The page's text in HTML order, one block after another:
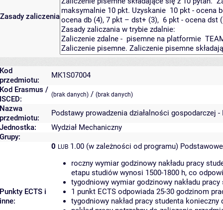
Zasady zaliczenia
Kod
przedmiotu:
MK1S07004
Kod Erasmus /
ISCED:
(brak danych) / (brak danych)
Nazwa
przedmiotu:
Podstawy prowadzenia działalności gospodarczej -
Jednostka:
Wydział Mechaniczny
Grupy:
Punkty ECTS i
inne:
0 LUB 1.00 (w zależności od programu)
roczny wymiar godzinowy nakładu pracy
etapu studiów wynosi 1500-1800 h, co
tygodniowy wymiar godzinowy nakładu
1 punkt ECTS odpowiada 25-30 godzinom
tygodniowy nakład pracy studenta